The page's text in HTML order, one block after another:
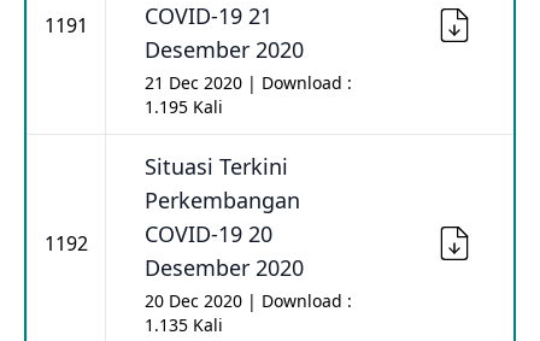
1191
COVID-19 21
Desember 2020
21 Dec 2020 | Download :
1.195 Kali
1192
Situasi Terkini
Perkembangan
COVID-19 20
Desember 2020
20 Dec 2020 | Download :
1.135 Kali